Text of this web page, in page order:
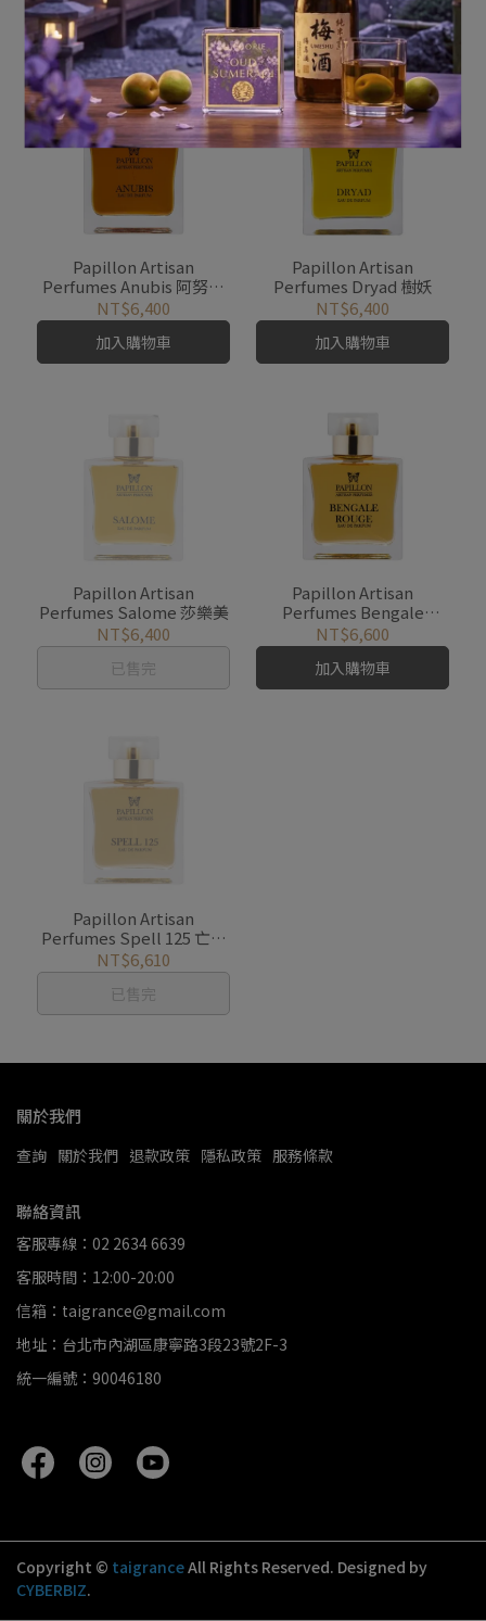
加入購物車 加入購物車
Papillon Artisan
Perfumes Anubis 阿努比
斯
NT$6,400
加入購物車
Papillon Artisan
Perfumes Dryad 樹妖
NT$6,400
加入購物車
Papillon Artisan
Perfumes Salome 莎樂美
NT$6,400
已售完
Papillon Artisan
Perfumes Bengale
Rouge 紅色孟加拉
NT$6,600
加入購物車
Papillon Artisan
Perfumes Spell 125 亡靈
法術
NT$6,610
已售完
關於我們
查詢 關於我們 退款政策 隱私政策 服務條款
聯絡資訊
客服專線：02 2634 6639
客服時間：12:00-20:00
信箱：taigrance@gmail.com
地址：台北市內湖區康寧路3段23號2F-3
統一編號：90046180
Copyright © taigranceAll Rights Reserved. Designed by
CYBERBIZ.